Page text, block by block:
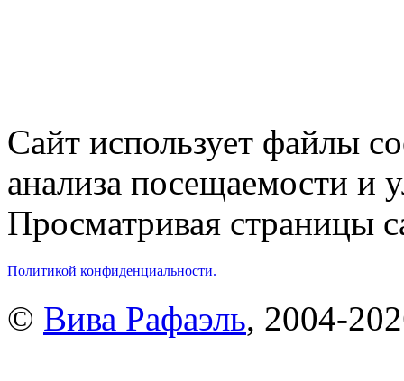
Сайт использует файлы
анализа посещаемости и
Просматривая страницы
Политикой конфиденциальности.
© Вива Рафаэль, 2004-